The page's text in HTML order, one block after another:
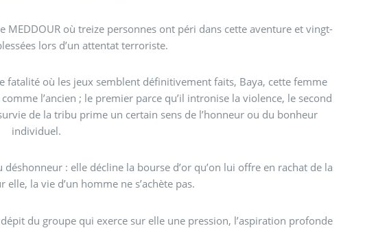
MEDDOUR où treize personnes ont péri dans cette aventure et vingt-
lors d’un attentat terroriste.
fatalité où les jeux semblent définitivement faits, Baya, cette femme
l’ancien ; le premier parce qu’il intronise la violence, le second
de la tribu prime un certain sens de l’honneur ou du bonheur
individuel.
: elle décline la bourse d’or qu’on lui offre en rachat de la
la vie d’un homme ne s’achète pas.
du groupe qui exerce sur elle une pression, l’aspiration profonde